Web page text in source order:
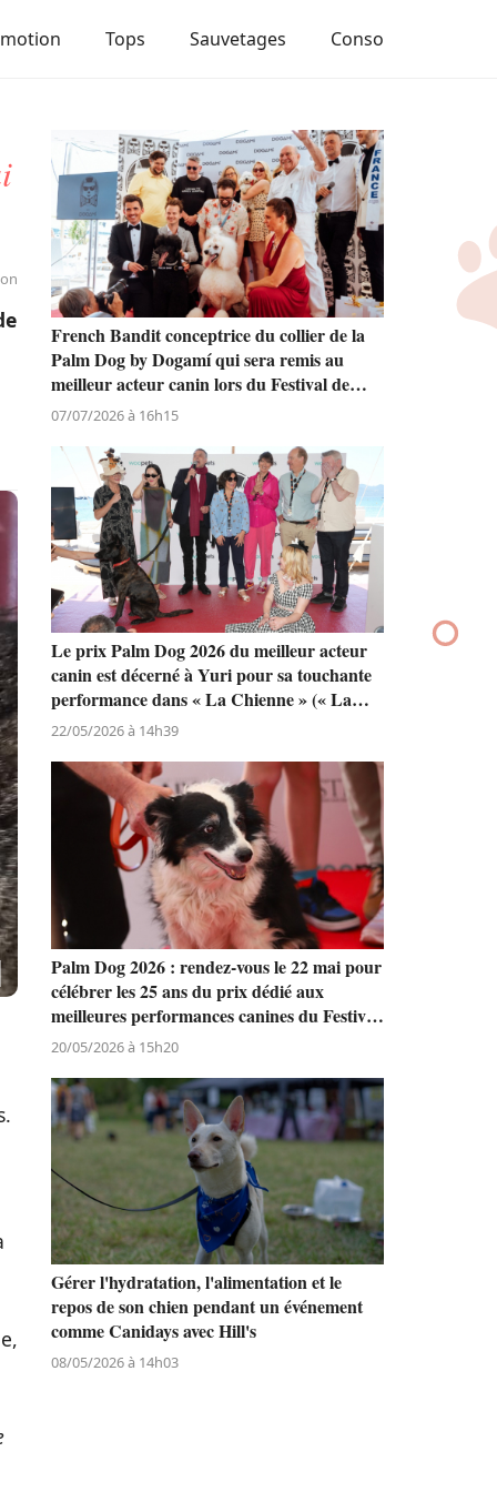
Tops Sauvetages Conso
French Bandit conceptrice du collier de la
Palm Dog by Dogamí qui sera remis au
meilleur acteur canin lors du Festival de
Cannes
07/07/2026 à 16h15
Le prix Palm Dog 2026 du meilleur acteur
canin est décerné à Yuri pour sa touchante
performance dans « La Chienne » (« La
Perra ») de Dominga Sotomayor
22/05/2026 à 14h39
Palm Dog 2026 : rendez-vous le 22 mai pour
célébrer les 25 ans du prix dédié aux
meilleures performances canines du Festival
de Cannes
20/05/2026 à 15h20
Gérer l'hydratation, l'alimentation et le
repos de son chien pendant un événement
comme Canidays avec Hill's
08/05/2026 à 14h03